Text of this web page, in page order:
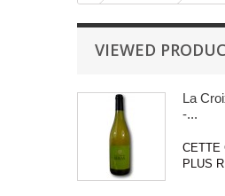
VIEWED
La
-...
CETTE
PLUS